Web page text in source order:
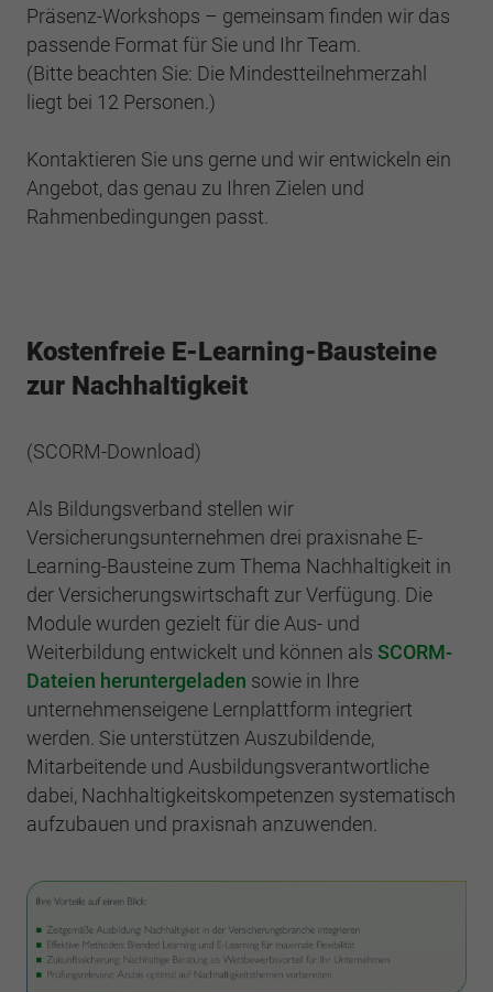
Präsenz-Workshops – gemeinsam finden wir das
passende Format für Sie und Ihr Team.
(Bitte beachten Sie: Die Mindestteilnehmerzahl
liegt bei 12 Personen.)​
Kontaktieren Sie uns gerne und wir entwickeln ein
Angebot, das genau zu Ihren Zielen und
Rahmenbedingungen passt.
Kostenfreie E-Learning-Bausteine
zur Nachhaltigkeit
(SCORM-Download)
Als Bildungsverband stellen wir
Versicherungsunternehmen drei praxisnahe E-
Learning-Bausteine zum Thema Nachhaltigkeit in
der Versicherungswirtschaft zur Verfügung. Die
Module wurden gezielt für die Aus- und
Weiterbildung entwickelt und können als SCORM-
Dateien heruntergeladen sowie in Ihre
unternehmenseigene Lernplattform integriert
werden. Sie unterstützen Auszubildende,
Mitarbeitende und Ausbildungsverantwortliche
dabei, Nachhaltigkeitskompetenzen systematisch
aufzubauen und praxisnah anzuwenden.